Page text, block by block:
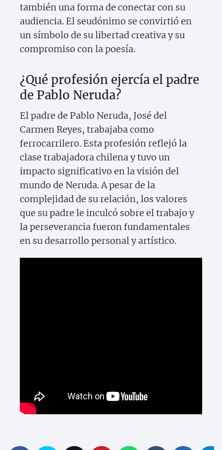
también una forma de conectar con su
audiencia. El seudónimo se convirtió en
un símbolo de su libertad creativa y su
compromiso con la poesía.
¿Qué profesión ejercía el padre
de Pablo Neruda?
El padre de Pablo Neruda, José del
Carmen Reyes, trabajaba como
ferrocarrilero. Esta profesión reflejó la
clase trabajadora chilena y tuvo un
impacto significativo en la visión del
mundo de Neruda. A pesar de la
complejidad de su relación, los valores
que su padre le inculcó sobre el trabajo y
la perseverancia fueron fundamentales
en su desarrollo personal y artístico.